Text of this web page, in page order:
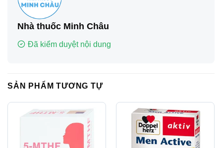
Nhà thuốc Minh Châu
Đã kiểm duyệt nội dung
SẢN PHẨM TƯƠNG TỰ